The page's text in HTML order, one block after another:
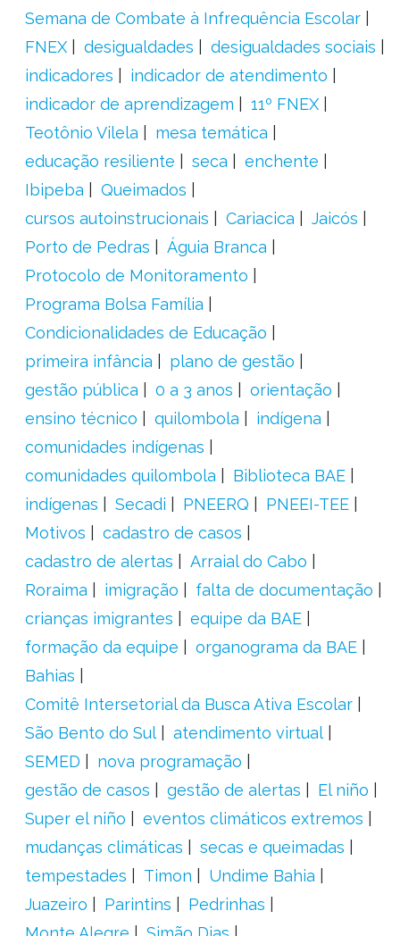
Semana de Combate à Infrequência Escolar
FNEX
desigualdades
desigualdades sociais
indicadores
indicador de atendimento
indicador de aprendizagem
11º FNEX
Teotônio Vilela
mesa temática
educação resiliente
seca
enchente
Ibipeba
Queimados
cursos autoinstrucionais
Cariacica
Jaicós
Porto de Pedras
Águia Branca
Protocolo de Monitoramento
Programa Bolsa Família
Condicionalidades de Educação
primeira infância
plano de gestão
gestão pública
0 a 3 anos
orientação
ensino técnico
quilombola
indígena
comunidades indígenas
comunidades quilombola
Biblioteca BAE
indígenas
Secadi PNEERQ
PNEEI-TEE
Motivos
cadastro de casos
cadastro de alertas
Arraial do Cabo
Roraima
imigração
falta de documentação
crianças imigrantes
equipe da BAE
formação da equipe
organograma da BAE
Bahias
Comitê Intersetorial da Busca Ativa Escolar
São Bento do Sul
atendimento virtual
SEMED
nova programação
gestão de casos
gestão de alertas
El niño
Super el niño
eventos climáticos extremos
mudanças climáticas
secas e queimadas
tempestades
Timon
Undime Bahia
Juazeiro
Parintins
Pedrinhas